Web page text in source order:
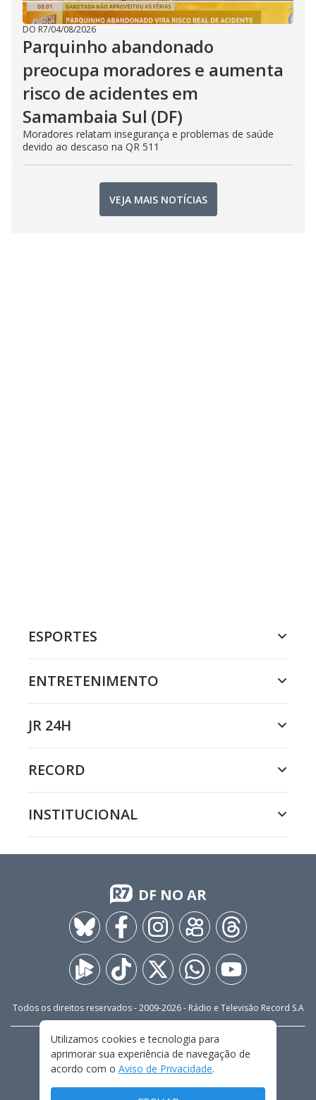
DO R7/04/08/2026
Parquinho abandonado
preocupa moradores e aumenta
risco de acidentes em
Samambaia Sul (DF)
Moradores relatam insegurança e problemas de saúde
devido ao descaso na QR 511
VEJA MAIS NOTÍCIAS
ESPORTES
ENTRETENIMENTO
JR 24H
RECORD
INSTITUCIONAL
DF NO AR
Todos os direitos reservados - 2009-2026- Rádio e Televisão Record S.A
FALE CONOSCO
PRIVACIDADE
TERMOS E CONDIÇÕES DE USO
Utilizamos cookies e tecnologia para
aprimorar sua experiência de navegação de
acordo com o Aviso de Privacidade.